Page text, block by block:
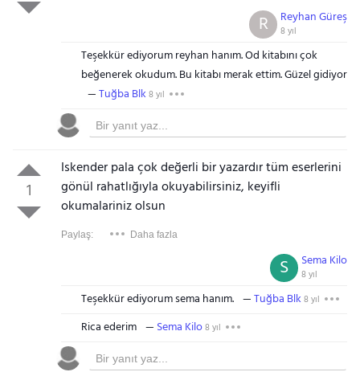
Reyhan Güreş
8 yıl
R
Teşekkür ediyorum reyhan hanım. Od kitabını çok
beğenerek okudum. Bu kitabı merak ettim. Güzel gidiyor
Tuğba Blk 8 yıl
1
Iskender pala çok değerli bir yazardır tüm eserlerini
gönül rahatlığıyla okuyabilirsiniz, keyifli
okumalariniz olsun
Paylaş: Daha fazla
Sema Kilo
8 yıl
S
Teşekkür ediyorum sema hanım. Tuğba Blk 8 yıl
Rica ederim Sema Kilo8 yıl